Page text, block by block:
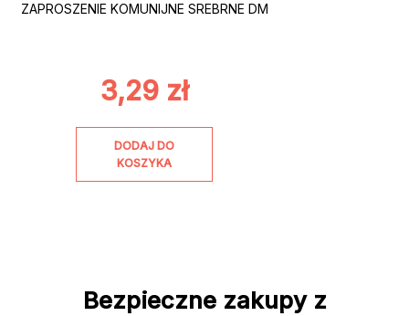
ZAPROSZENIE KOMUNIJNE SREBRNE DM
3,29 zł
DODAJ DO
KOSZYKA
Bezpieczne zakupy z